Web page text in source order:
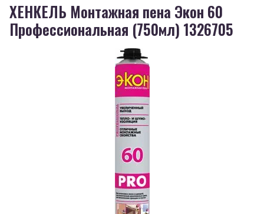
ХЕНКЕЛЬ Монтажная пена Экон 60
Профессиональная (750мл) 1326705